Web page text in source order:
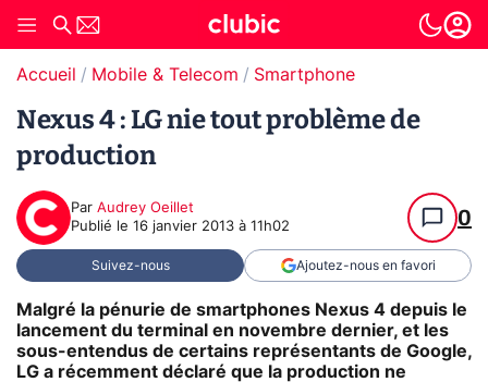
Accueil Mobile & Telecom Smartphone
Nexus 4 : LG nie tout problème de
production
Par Audrey Oeillet
Publié le 16 janvier 2013 à 11h02 0
Suivez-nous Ajoutez-nous en favori
Malgré la pénurie de smartphones Nexus 4 depuis le
lancement du terminal en novembre dernier, et les
sous-entendus de certains représentants de Google,
LG a récemment déclaré que la production ne